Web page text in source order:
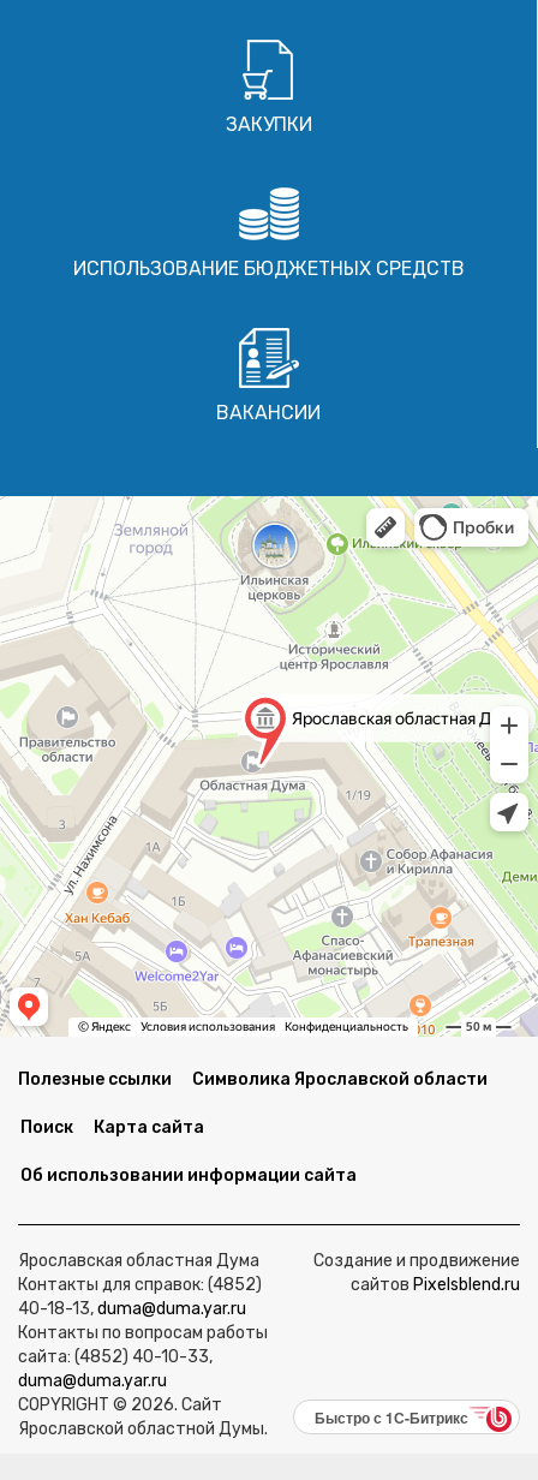
ЗАКУПКИ
ИСПОЛЬЗОВАНИЕ БЮДЖЕТНЫХ СРЕДСТВ
ВАКАНСИИ
Полезные ссылки Символика Ярославской области
Поиск Карта сайта
Об использовании информации сайта
Ярославская областная Дума
Контакты для справок: (4852)
40-18-13,duma@duma.yar.ru
Контакты по вопросам работы
сайта: (4852) 40-10-33,
duma@duma.yar.ru
COPYRIGHT © 2026. Сайт
Ярославской областной Думы.
Создание и продвижение
сайтов Pixelsblend.ru
Быстро с 1С-Битрикс